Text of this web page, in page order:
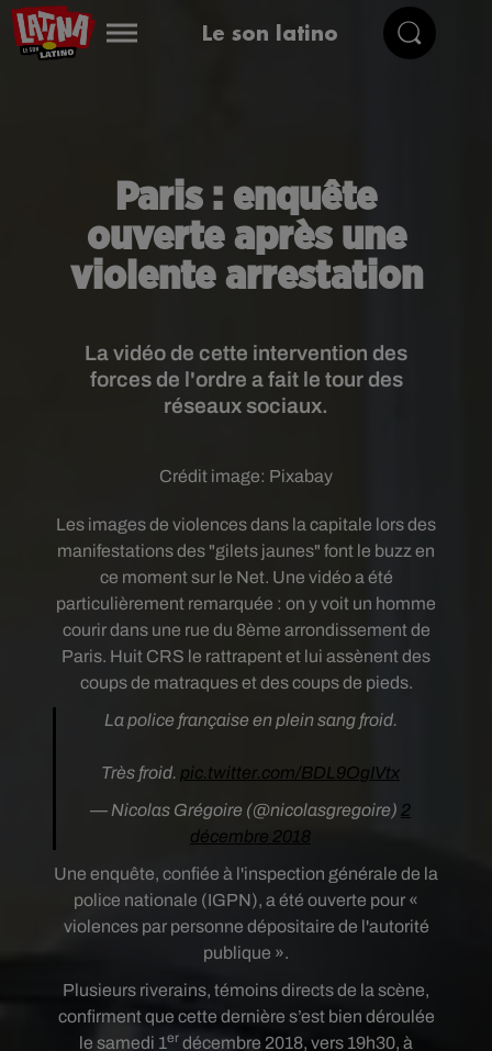
Le son latino
Paris : enquête
ouverte après une
violente arrestation
La vidéo de cette intervention des
forces de l'ordre a fait le tour des
réseaux sociaux.
Crédit image: Pixabay
Les images de violences dans la capitale lors des
manifestations des "gilets jaunes" font le buzz en
ce moment sur le Net. Une vidéo a été
particulièrement remarquée : on y voit un homme
courir dans une rue du 8ème arrondissement de
Paris. Huit CRS le rattrapent et lui assènent des
coups de matraques et des coups de pieds.
La police française en plein sang froid.
Très froid. pic.twitter.com/BDL9OgIVtx
— Nicolas Grégoire (@nicolasgregoire) 2
décembre 2018
Une enquête, confiée à l'inspection générale de la
police nationale (IGPN), a été ouverte pour «
violences par personne dépositaire de l'autorité
publique ».
Plusieurs riverains, témoins directs de la scène,
confirment que cette dernière s’est bien déroulée
le samedi 1er décembre 2018, vers 19h30, à